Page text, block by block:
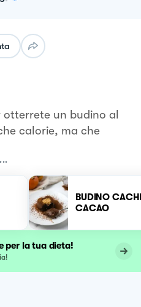
otterrete un budino al
calorie, ma che
BUDINO
CACAO
per la tua dieta!